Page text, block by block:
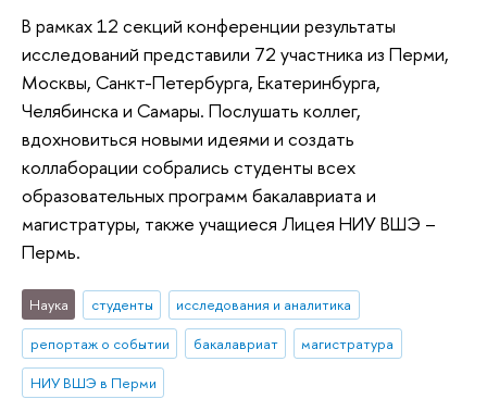
В рамках 12 секций конференции результаты
исследований представили 72 участника из Перми,
Москвы, Санкт-Петербурга, Екатеринбурга,
Челябинска и Самары. Послушать коллег,
вдохновиться новыми идеями и создать
коллаборации собрались студенты всех
образовательных программ бакалавриата и
магистратуры, также учащиеся Лицея НИУ ВШЭ –
Пермь.
Наука студенты
исследования и аналитика
репортаж о событии
бакалавриат
магистратура
НИУ ВШЭ в Перми